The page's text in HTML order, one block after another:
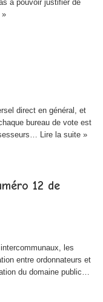
à pouvoir justifier de
»
direct en général, et
bureau de vote est
Lire la suite »
12 de
les
entre ordonnateurs et
du domaine public…